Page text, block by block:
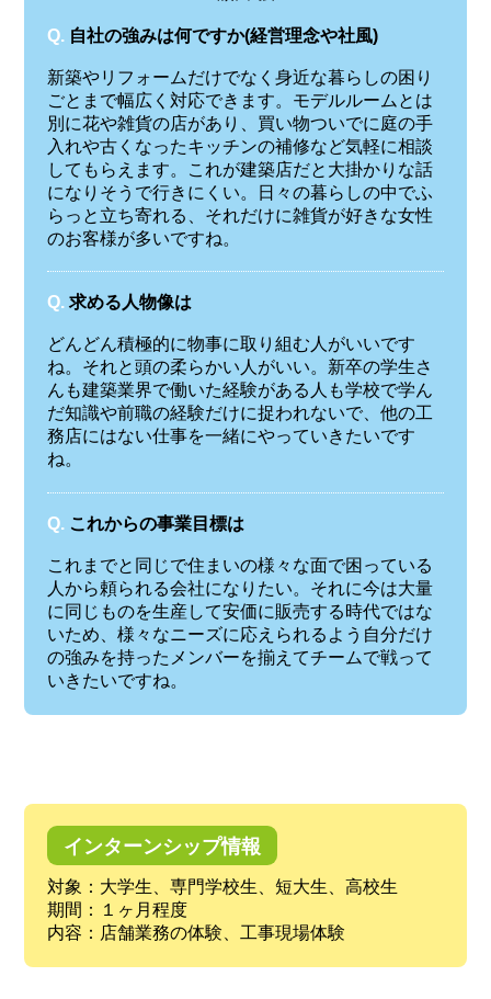
Q. 自社の強みは何ですか(経営理念や社風)
新築やリフォームだけでなく身近な暮らしの困り
ごとまで幅広く対応できます。モデルルームとは
別に花や雑貨の店があり、買い物ついでに庭の手
入れや古くなったキッチンの補修など気軽に相談
してもらえます。これが建築店だと大掛かりな話
になりそうで行きにくい。日々の暮らしの中でふ
らっと立ち寄れる、それだけに雑貨が好きな女性
のお客様が多いですね。
Q. 求める人物像は
どんどん積極的に物事に取り組む人がいいです
ね。それと頭の柔らかい人がいい。新卒の学生さ
んも建築業界で働いた経験がある人も学校で学ん
だ知識や前職の経験だけに捉われないで、他の工
務店にはない仕事を一緒にやっていきたいです
ね。
Q. これからの事業目標は
これまでと同じで住まいの様々な面で困っている
人から頼られる会社になりたい。それに今は大量
に同じものを生産して安価に販売する時代ではな
いため、様々なニーズに応えられるよう自分だけ
の強みを持ったメンバーを揃えてチームで戦って
いきたいですね。
インターンシップ情報
対象：大学生、専門学校生、短大生、高校生
期間：１ヶ月程度
内容：店舗業務の体験、工事現場体験